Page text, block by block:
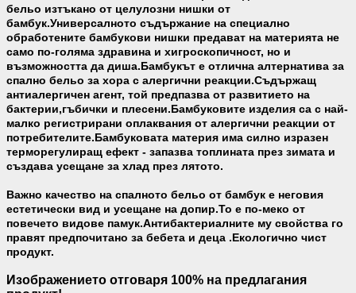
бельо изтъкано от целулозни нишки от
бамбук.Универсалното съдържание на специално
обработените бамбукови нишки предават на материята не
само по-голяма здравина и хигроскопичност, но и
възможността да диша.Бамбукът е отлична алтернатива за
спално бельо за хора с алергични реакции.Съдържащ
антиалергичен агент, той предпазва от развитието на
бактерии,гъбички и плесени.Бамбуковите изделия са с най-
малко регистрирани оплаквания от алергични реакции от
потребителите.Бамбуковата материя има силно изразен
терморегулиращ ефект - запазва топлината през зимата и
създава усещане за хлад през лятото.
Важно качество на спалното бельо от бамбук е неговия
естетически вид и усещане на допир.То е по-меко от
повечето видове памук.Антибактериалните му свойства го
правят предпочитано за бебета и деца .Екологично чист
продукт.
Изображението отговаря 100% на предлагания